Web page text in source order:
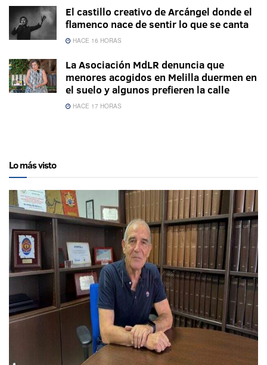
El castillo creativo de Arcángel donde el
flamenco nace de sentir lo que se canta
HACE 16 HORAS
La Asociación MdLR denuncia que
menores acogidos en Melilla duermen en
el suelo y algunos prefieren la calle
HACE 17 HORAS
Lo más visto